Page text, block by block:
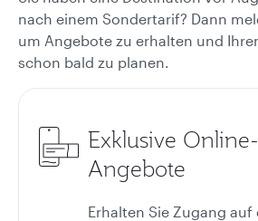
nach einem Sondertarif? Dann
um Angebote zu erhalten und
schon bald zu planen.
Exklusive Online-
Angebote
Erhalten Sie Zugang auf